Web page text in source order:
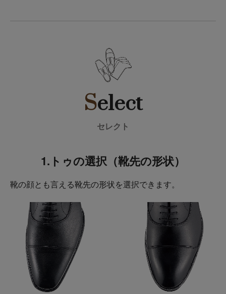
Select
セレクト
1.トゥの選択（靴先の形状）
靴の顔とも言える靴先の形状を選択できます。